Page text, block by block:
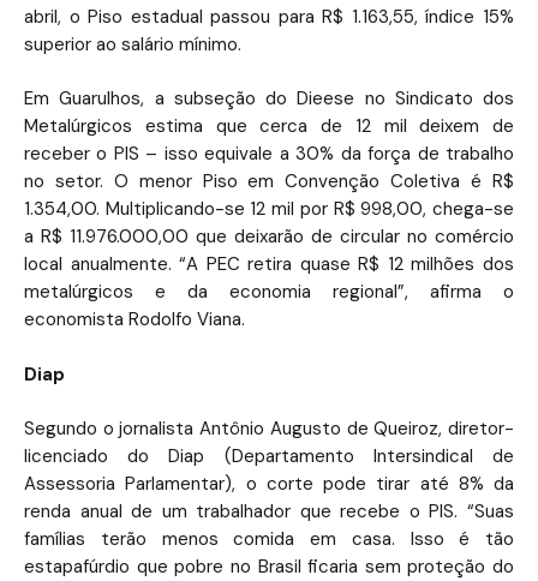
abril, o Piso estadual passou para R$ 1.163,55, índice 15%
superior ao salário mínimo.
Em Guarulhos, a subseção do Dieese no Sindicato dos
Metalúrgicos estima que cerca de 12 mil deixem de
receber o PIS – isso equivale a 30% da força de trabalho
no setor. O menor Piso em Convenção Coletiva é R$
1.354,00. Multiplicando-se 12 mil por R$ 998,00, chega-se
a R$ 11.976.000,00 que deixarão de circular no comércio
local anualmente. “A PEC retira quase R$ 12 milhões dos
metalúrgicos e da economia regional”, afirma o
economista Rodolfo Viana.
Diap
Segundo o jornalista Antônio Augusto de Queiroz, diretor-
licenciado do Diap (Departamento Intersindical de
Assessoria Parlamentar), o corte pode tirar até 8% da
renda anual de um trabalhador que recebe o PIS. “Suas
famílias terão menos comida em casa. Isso é tão
estapafúrdio que pobre no Brasil ficaria sem proteção do